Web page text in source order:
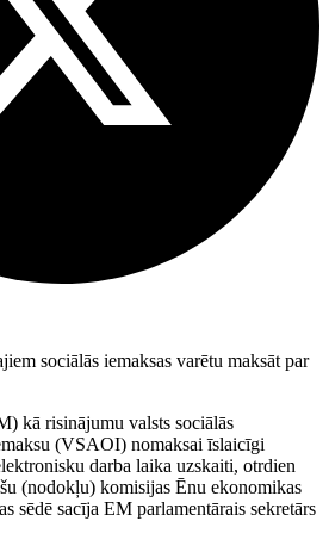
kā risinājumu valsts sociālās
(VSAOI) nomaksai īslaicīgi
darba laika uzskaiti, otrdien
(nodokļu) komisijas Ēnu ekonomikas
sēdē sacīja EM parlamentārais sekretārs